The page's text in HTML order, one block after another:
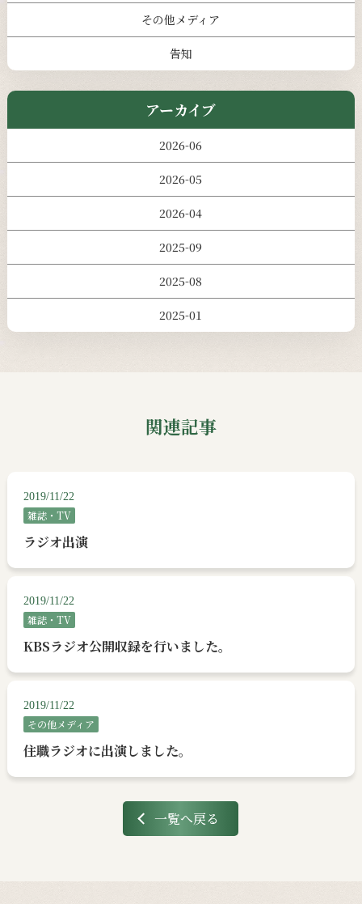
その他メディア
告知
アーカイブ
2026-06
2026-05
2026-04
2025-09
2025-08
2025-01
関連記事
2019/11/22
雑誌・TV
ラジオ出演
2019/11/22
雑誌・TV
KBSラジオ公開収録を行いました。
2019/11/22
その他メディア
住職ラジオに出演しました。
一覧へ戻る